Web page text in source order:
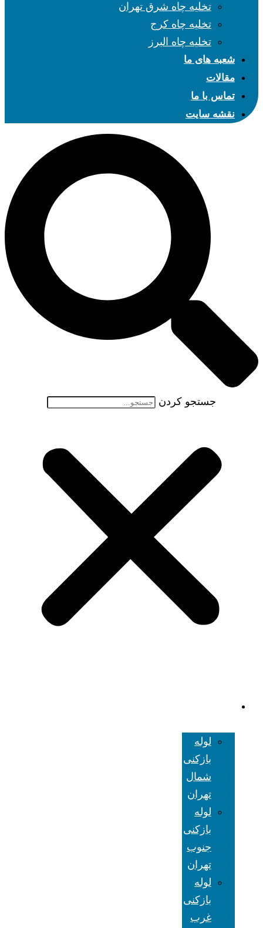
تخلیه چاه شرق تهران
تخلیه چاه کرج
تخلیه چاه البرز
شعبه های ما
مقالات
تماس با ما
نقشه سایت
جستجو کردن
لوله
بازکنی
شمال
تهران
لوله
بازکنی
جنوب
تهران
لوله
بازکنی
غرب